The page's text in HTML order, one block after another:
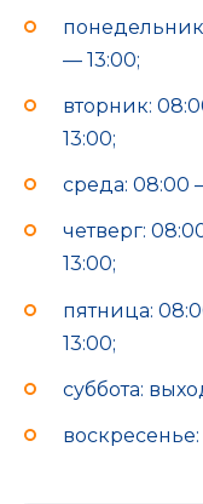
— 13:00;
вторник:
13:00;
среда: 08:00
четверг:
13:00;
пятница:
13:00;
суббота: